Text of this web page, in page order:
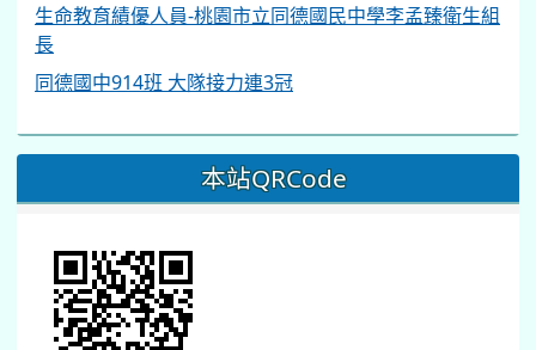
生命教育績優人員-桃園市立同德國民中學李孟臻衛生組
長
同德國中914班 大隊接力連3冠
本站QRCode